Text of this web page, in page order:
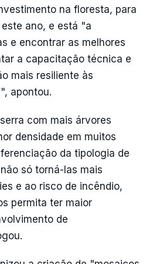
na floresta, para
ano, e está "a
e encontrar as melhores
a capacitação técnica e
mais resiliente às
apontou.
com mais árvores
densidade em muitos
da tipologia de
só torná-las mais
e ao risco de incêndio,
permita ter maior
de